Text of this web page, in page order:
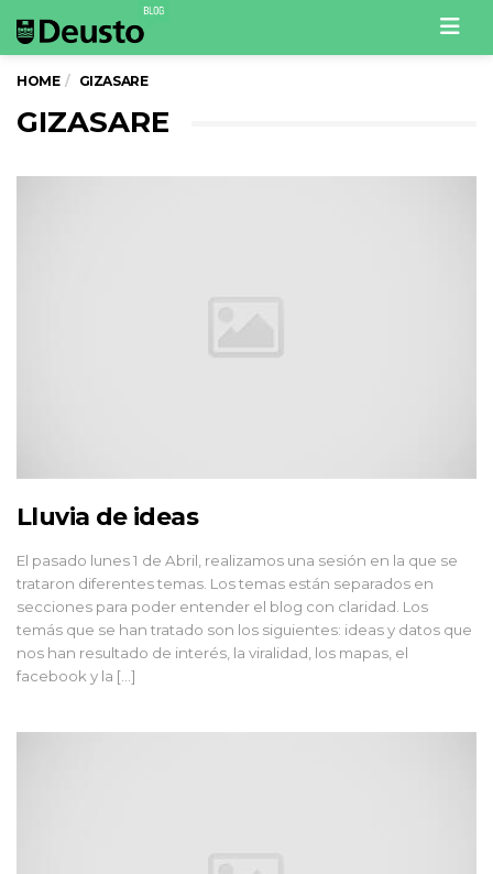
HOME GIZASARE
GIZASARE
Lluvia de ideas
El pasado lunes 1 de Abril, realizamos una sesión en la que se
trataron diferentes temas. Los temas están separados en
secciones para poder entender el blog con claridad. Los
temás que se han tratado son los siguientes: ideas y datos que
nos han resultado de interés, la viralidad, los mapas, el
facebook y la […]